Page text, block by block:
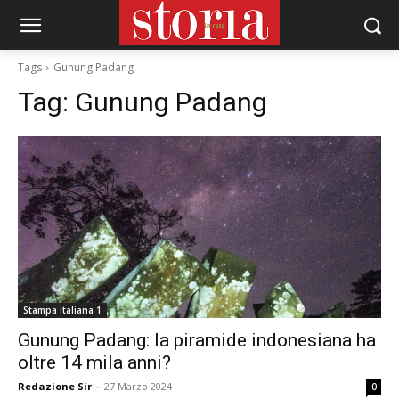
Tags Gunung Padang
Tag: Gunung Padang
Stampa italiana 1
Gunung Padang: la piramide indonesiana ha
oltre 14 mila anni?
Redazione Sir - 27 Marzo 2024 0